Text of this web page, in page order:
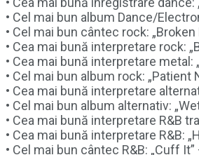
• Cel mai bun album Dance/
• Cel mai bun cântec rock:
• Cea mai bună interpretare rock:
• Cea mai bună interpretare
• Cel mai bun album rock:
• Cea mai bună interpretare
• Cel mai bun album alternativ:
• Cea mai bună interpretare R&B
• Cea mai bună interpretare R&B:
• Cel mai bun cântec R&B: „Cuff